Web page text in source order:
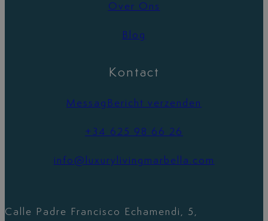
Over Ons
Blog
Kontact
MessagBericht verzenden
+34 625 98 66 26
info@luxurylivingmarbella.com
Calle Padre Francisco Echamendi, 5,